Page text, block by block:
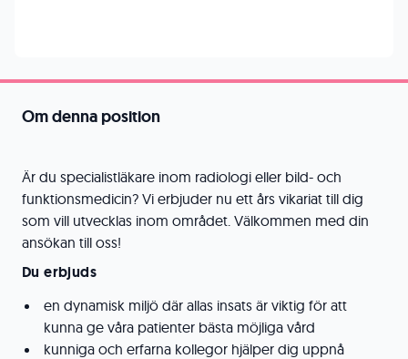
Om denna position
Är du specialistläkare inom radiologi eller bild- och
funktionsmedicin? Vi erbjuder nu ett års vikariat till dig
som vill utvecklas inom området. Välkommen med din
ansökan till oss!
Du erbjuds
en dynamisk miljö där allas insats är viktig för att
kunna ge våra patienter bästa möjliga vård
kunniga och erfarna kollegor hjälper dig uppnå